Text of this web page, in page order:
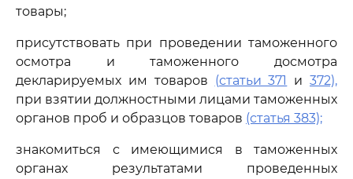
товары;
присутствовать при проведении таможенного
осмотра и таможенного досмотра
декларируемых им товаров (статьи 371 и372),
при взятии должностными лицами таможенных
органов проб и образцов товаров (статья 383);
знакомиться с имеющимися в таможенных
органах результатами проведенных